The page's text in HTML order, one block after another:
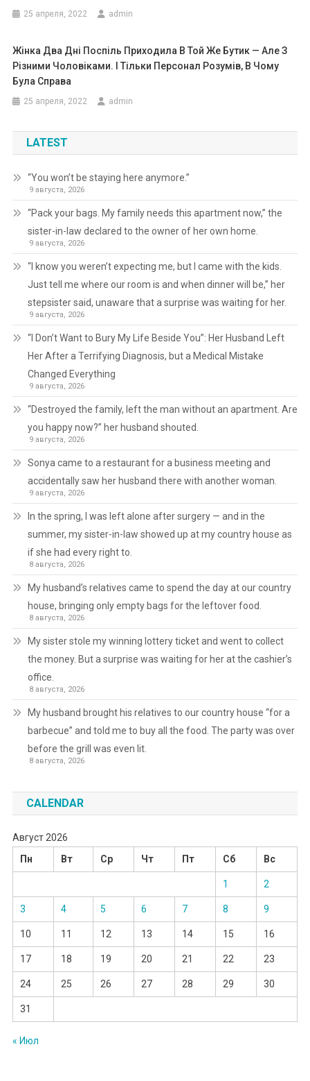
25 апреля, 2022 admin
Жінка Два Дні Поспіль Приходила В Той Же Бутик — Але З
Різними Чоловіками. І Тільки Персонал Розумів, В Чому
Була Справа
25 апреля, 2022 admin
LATEST
“You won’t be staying here anymore.”
9 августа, 2026
“Pack your bags. My family needs this apartment now,” the
sister-in-law declared to the owner of her own home.
9 августа, 2026
“I know you weren’t expecting me, but I came with the kids.
Just tell me where our room is and when dinner will be,” her
stepsister said, unaware that a surprise was waiting for her.
9 августа, 2026
“I Don’t Want to Bury My Life Beside You”: Her Husband Left
Her After a Terrifying Diagnosis, but a Medical Mistake
Changed Everything
9 августа, 2026
“Destroyed the family, left the man without an apartment. Are
you happy now?” her husband shouted.
9 августа, 2026
Sonya came to a restaurant for a business meeting and
accidentally saw her husband there with another woman.
9 августа, 2026
In the spring, I was left alone after surgery — and in the
summer, my sister-in-law showed up at my country house as
if she had every right to.
8 августа, 2026
My husband’s relatives came to spend the day at our country
house, bringing only empty bags for the leftover food.
8 августа, 2026
My sister stole my winning lottery ticket and went to collect
the money. But a surprise was waiting for her at the cashier’s
office.
8 августа, 2026
My husband brought his relatives to our country house “for a
barbecue” and told me to buy all the food. The party was over
before the grill was even lit.
8 августа, 2026
CALENDAR
Август 2026
Пн
Вт Ср Чт Пт Сб Вс
1 2
3 4 5 6 7 8 9
10 11 12 13 14 15 16
17 18 19 20 21 22 23
24 25 26 27 28 29 30
31
« Июл